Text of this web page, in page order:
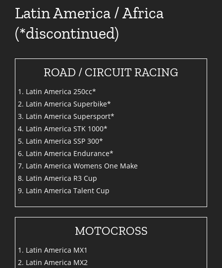
Latin America / Africa
(*discontinued)
ROAD / CIRCUIT RACING
1. Latin America 250cc*
2. Latin America Superbike*
3. Latin America Supersport*
4. Latin America STK 1000*
5. Latin America SSP 300*
6. Latin America Endurance*
7. Latin America Womens One Make
8. Latin America R3 Cup
9. Latin America Talent Cup
MOTOCROSS
1. Latin America MX1
2. Latin America MX2